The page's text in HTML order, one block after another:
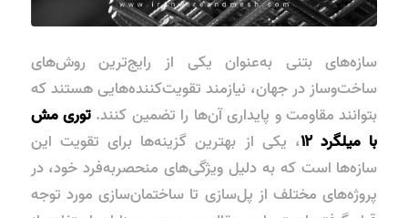
سازه‌های بتنی به‌عنوان یکی از رایج‌ترین روش‌های
ساخت‌وساز در جهان، نیازمند تقویت‌کننده‌هایی هستند که
بتوانند مقاومت و پایداری آن‌ها را تضمین کنند. توری مش
با میلگرد ۱۲ ، یکی از بهترین گزینه‌ها برای تقویت این
سازه‌ها است که به دلیل ویژگی‌های منحصربه‌فرد خود، در
پروژه‌های مختلف از پل‌سازی تا ساختمان‌سازی مورد توجه